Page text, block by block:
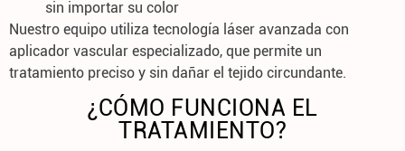
sin importar su color
Nuestro equipo utiliza tecnología láser avanzada con
aplicador vascular especializado, que permite un
tratamiento preciso y sin dañar el tejido circundante.
¿CÓMO FUNCIONA EL
TRATAMIENTO?